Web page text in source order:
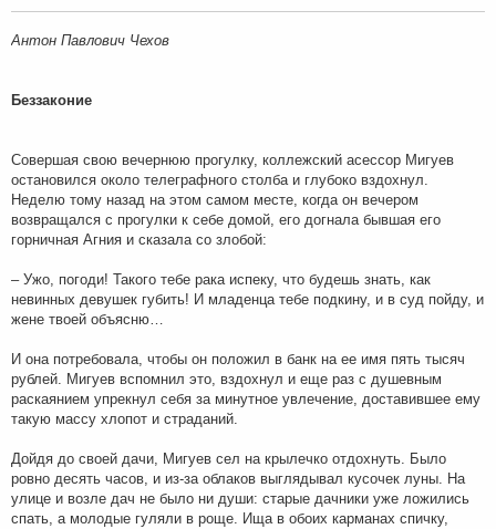
и
Антон Павлович Чехов
Беззаконие
Совершая свою вечернюю прогулку, коллежский асессор Мигуев
остановился около телеграфного столба и глубоко вздохнул.
Неделю тому назад на этом самом месте, когда он вечером
возвращался с прогулки к себе домой, его догнала бывшая его
горничная Агния и сказала со злобой:
– Ужо, погоди! Такого тебе рака испеку, что будешь знать, как
невинных девушек губить! И младенца тебе подкину, и в суд пойду, и
жене твоей объясню…
И она потребовала, чтобы он положил в банк на ее имя пять тысяч
рублей. Мигуев вспомнил это, вздохнул и еще раз с душевным
раскаянием упрекнул себя за минутное увлечение, доставившее ему
такую массу хлопот и страданий.
Дойдя до своей дачи, Мигуев сел на крылечко отдохнуть. Было
ровно десять часов, и из-за облаков выглядывал кусочек луны. На
улице и возле дач не было ни души: старые дачники уже ложились
спать, а молодые гуляли в роще. Ища в обоих карманах спичку,